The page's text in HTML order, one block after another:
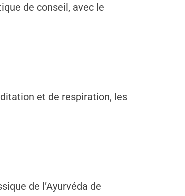
de conseil, avec le
et de respiration, les
de l’Ayurvéda de